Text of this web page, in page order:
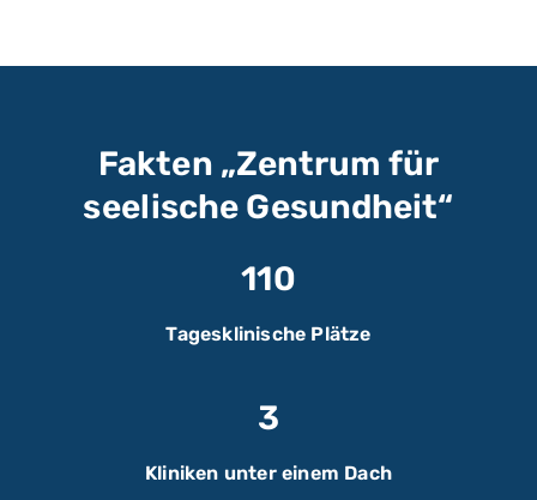
Fakten „Zentrum für
seelische Gesundheit“
110
Tagesklinische Plätze
3
Kliniken unter einem Dach